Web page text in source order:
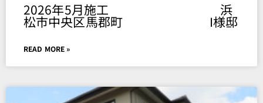
2026年5月施工 浜
松市中央区馬郡町 I様邸
READ MORE »